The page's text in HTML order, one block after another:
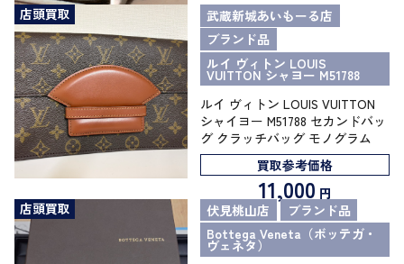
店頭買取
武蔵新城あいもーる店
ブランド品
ルイ ヴィトン LOUIS
VUITTON シャヨー M51788
ルイ ヴィトン LOUIS VUITTON
シャイヨー M51788 セカンドバッ
グ クラッチバッグ モノグラム
買取参考価格
11,000 円
店頭買取
伏見桃山店
ブランド品
Bottega Veneta（ボッテガ・
ヴェネタ）